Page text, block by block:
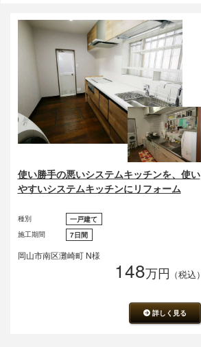
使い勝手の悪いシステムキッチンを、使い
やすいシステムキッチンにリフォーム
種別
一戸建て
施工期間
7日間
岡山市南区灘崎町 N様
148万円 （税込）
詳しく見る